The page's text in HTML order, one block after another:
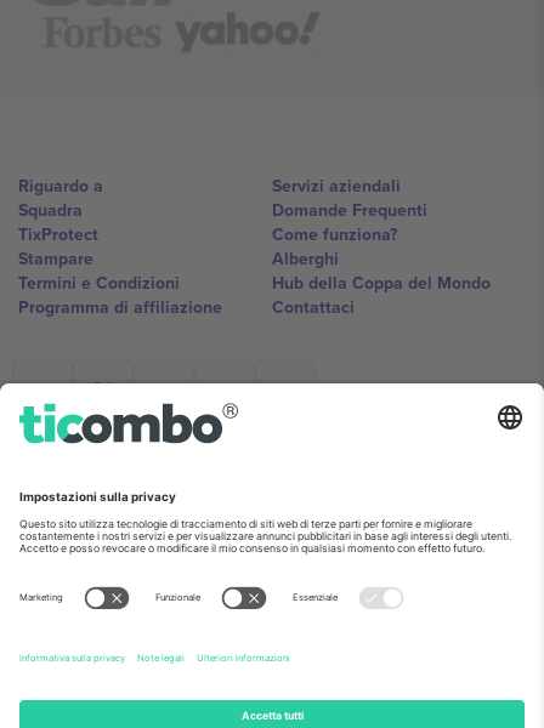
Riguardo a
Squadra
TixProtect
Stampare
Termini e Condizioni
Programma di affiliazione
Servizi aziendali
Domande Frequenti
Come funziona?
Alberghi
Hub della Coppa del Mondo
Contattaci
Ticombo Italia
Mimi Balkanska 132, 1540, Sofia,
base alla località, all'evento e/o al dominio. Per i dettagli controlla la
pagina specifica dell'evento, l'impronta e i termini.,